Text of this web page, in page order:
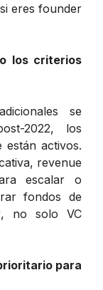
eres founder
los criterios
se
2022, los
están activos.
revenue
escalar o
fondos de
, no solo VC
para